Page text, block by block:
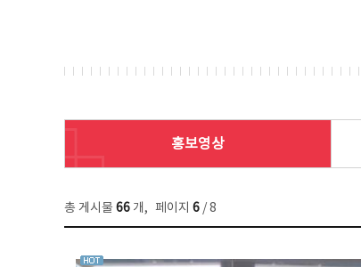
홍보영상
총 게시물 66 개, 페이지 6 / 8